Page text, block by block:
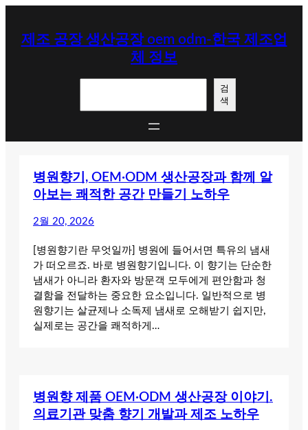
제조 공장 생산공장 oem odm-한국 제조업
체 정보
검
색
병원향기, OEM·ODM 생산공장과 함께 알
아보는 쾌적한 공간 만들기 노하우
2월 20, 2026
[병원향기란 무엇일까] 병원에 들어서면 특유의 냄새
가 떠오르죠. 바로 병원향기입니다. 이 향기는 단순한
냄새가 아니라 환자와 방문객 모두에게 편안함과 청
결함을 전달하는 중요한 요소입니다. 일반적으로 병
원향기는 살균제나 소독제 냄새로 오해받기 쉽지만,
실제로는 공간을 쾌적하게…
병원향 제품 OEM·ODM 생산공장 이야기.
의료기관 맞춤 향기 개발과 제조 노하우